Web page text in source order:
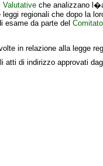
Valutative che analizzano
regionali che dopo la
esame da parte del
in relazione alla legge
atti di indirizzo approvati